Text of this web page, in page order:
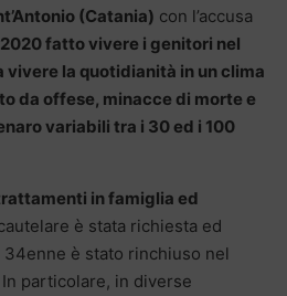
(Catania) con l’accusa
fatto vivere i genitori nel
la quotidianità in un clima
da offese, minacce di morte e
variabili tra i 30 ed i 100
in famiglia ed
è stata richiesta ed
è stato rinchiuso nel
particolare, in diverse